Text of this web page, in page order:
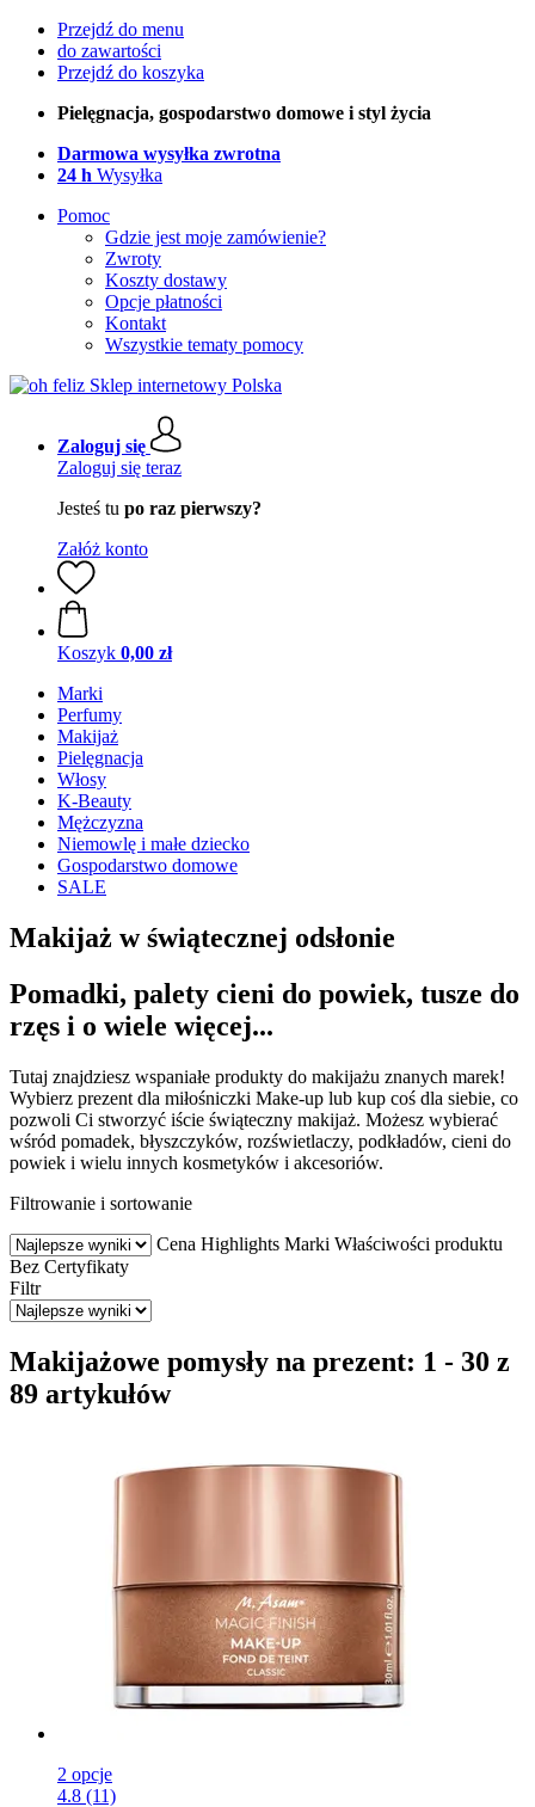
Przejdź do menu
do zawartości
Przejdź do koszyka
Pielęgnacja, gospodarstwo domowe i styl życia
Darmowa wysyłka zwrotna
24 h Wysyłka
Pomoc
Gdzie jest moje zamówienie?
Zwroty
Koszty dostawy
Opcje płatności
Kontakt
Wszystkie tematy pomocy
Zaloguj się
Zaloguj się teraz
Jesteś tu po raz pierwszy?
Załóż konto
Koszyk 0,00 zł
Marki
Perfumy
Makijaż
Pielęgnacja
Włosy
K-Beauty
Mężczyzna
Niemowlę i małe dziecko
Gospodarstwo domowe
SALE
Makijaż w świątecznej odsłonie
Pomadki, palety cieni do powiek, tusze do
rzęs i o wiele więcej...
Tutaj znajdziesz wspaniałe produkty do makijażu znanych marek!
Wybierz prezent dla miłośniczki Make-up lub kup coś dla siebie, co
pozwoli Ci stworzyć iście świąteczny makijaż. Możesz wybierać
wśród pomadek, błyszczyków, rozświetlaczy, podkładów, cieni do
powiek i wielu innych kosmetyków i akcesoriów.
Filtrowanie i sortowanie
Cena Highlights Marki Właściwości produktu
Bez Certyfikaty
Filtr
Makijażowe pomysły na prezent: 1 - 30 z
89 artykułów
2 opcje
4.8 (11)